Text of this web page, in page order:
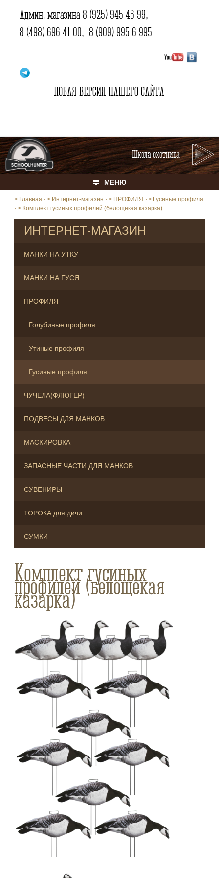
Админ. магазина 8 (925) 945 46 99,
8 (498) 696 41 00, 8 (909) 995 6 995
НОВАЯ ВЕРСИЯ НАШЕГО САЙТА
Школа охотника
МЕНЮ
> Главная > Интернет-магазин > ПРОФИЛЯ > Гусиные профиля
> Комплект гусиных профилей (белощекая казарка)
ИНТЕРНЕТ-МАГАЗИН
МАНКИ НА УТКУ
МАНКИ НА ГУСЯ
ПРОФИЛЯ
Голубиные профиля
Утиные профиля
Гусиные профиля
ЧУЧЕЛА(ФЛЮГЕР)
ПОДВЕСЫ ДЛЯ МАНКОВ
МАСКИРОВКА
ЗАПАСНЫЕ ЧАСТИ ДЛЯ МАНКОВ
СУВЕНИРЫ
ТОРОКА для дичи
СУМКИ
Комплект гусиных
профилей (белощекая
казарка)